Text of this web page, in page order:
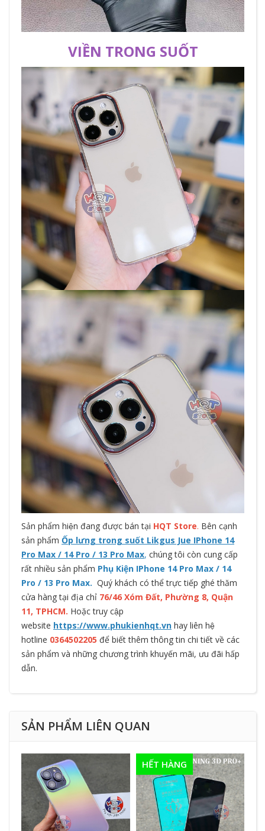
VIỀN TRONG SUỐT
Sản phẩm hiện đang được bán tại HQT Store. Bên cạnh
sản phẩm Ốp lưng trong suốt Likgus Jue IPhone 14
Pro Max / 14 Pro / 13 Pro Max, chúng tôi còn cung cấp
rất nhiều sản phẩm Phụ Kiện IPhone 14 Pro Max / 14
Pro / 13 Pro Max. Quý khách có thể trực tiếp ghé thăm
cửa hàng tại địa chỉ 76/46 Xóm Đất, Phường 8, Quận
11, TPHCM. Hoặc truy cập
website https://www.phukienhqt.vn hay liên hệ
hotline 0364502205 để biết thêm thông tin chi tiết về các
sản phẩm và những chương trình khuyến mãi, ưu đãi hấp
dẫn.
SẢN PHẨM LIÊN QUAN
HẾT HÀNG